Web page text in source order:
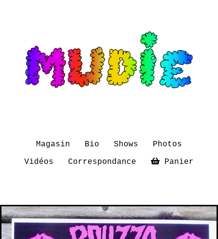
Magasin Bio Shows
Photos
Vidéos
Correspondance Panier